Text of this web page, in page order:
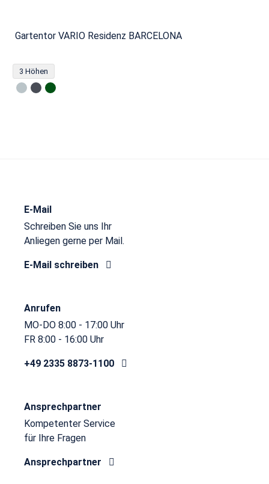
Gartentor VARIO Residenz BARCELONA
3 Höhen
E-Mail
Schreiben Sie uns Ihr
Anliegen gerne per Mail.
E-Mail schreiben
Anrufen
MO-DO 8:00 - 17:00 Uhr
FR 8:00 - 16:00 Uhr
+49 2335 8873-1100
Ansprechpartner
Kompetenter Service
für Ihre Fragen
Ansprechpartner